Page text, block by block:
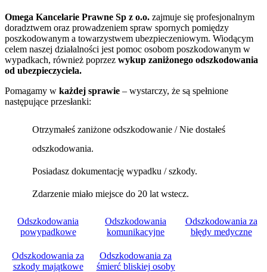
Omega Kancelarie Prawne Sp z o.o. zajmuje się profesjonalnym
doradztwem oraz prowadzeniem spraw spornych pomiędzy
poszkodowanym a towarzystwem ubezpieczeniowym. Wiodącym
celem naszej działalności jest pomoc osobom poszkodowanym w
wypadkach, również poprzez wykup zaniżonego odszkodowania
od ubezpieczyciela.
Pomagamy w każdej sprawie – wystarczy, że są spełnione
następujące przesłanki:
Otrzymałeś zaniżone odszkodowanie / Nie dostałeś
odszkodowania.
Posiadasz dokumentację wypadku / szkody.
Zdarzenie miało miejsce do 20 lat wstecz.
Odszkodowania
powypadkowe
Odszkodowania
komunikacyjne
Odszkodowania za
błędy medyczne
Odszkodowania za
szkody majątkowe
Odszkodowania za
śmierć bliskiej osoby